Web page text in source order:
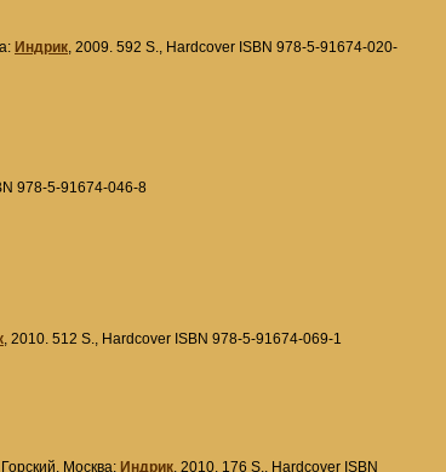
Индрик , 2009. 592 S., Hardcover ISBN 978-5-91674-020-
978-5-91674-046-8
, 2010. 512 S., Hardcover ISBN 978-5-91674-069-1
Москва: Индрик , 2010. 176 S., Hardcover ISBN